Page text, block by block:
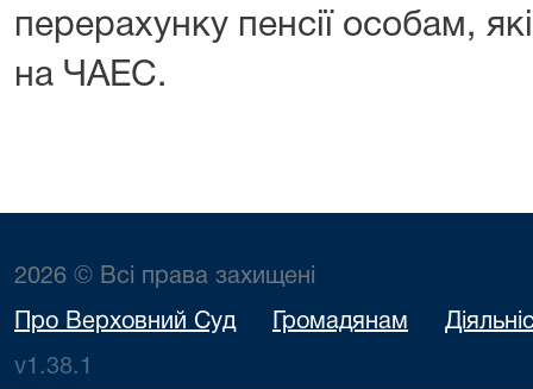
перерахунку пенсії особам,
на ЧАЕС.
2026 © Всі права захищені
Про Верховний Суд Громадянам
v1.38.1